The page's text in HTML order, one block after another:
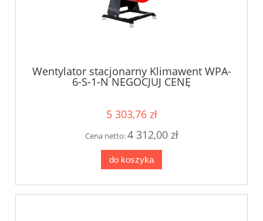
Wentylator stacjonarny Klimawent WPA-
6-S-1-N NEGOCJUJ CENĘ
5 303,76 zł
Cena netto:4 312,00 zł
do koszyka